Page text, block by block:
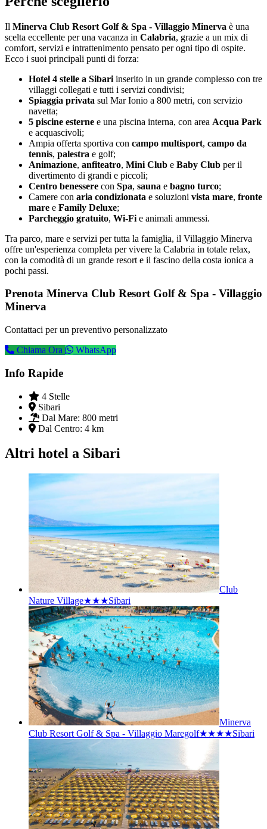
Il Minerva Club Resort Golf & Spa - Villaggio Minerva è una
scelta eccellente per una vacanza in Calabria, grazie a un mix di
comfort, servizi e intrattenimento pensato per ogni tipo di ospite.
Ecco i suoi principali punti di forza:
Hotel 4 stelle a Sibari inserito in un grande complesso con tre
villaggi collegati e tutti i servizi condivisi;
Spiaggia privata sul Mar Ionio a 800 metri, con servizio
navetta;
5 piscine esterne e una piscina interna, con area Acqua Park
e acquascivoli;
Ampia offerta sportiva con campo multisport, campo da
tennis, palestra e golf;
Animazione, anfiteatro, Mini Club e Baby Club per il
divertimento di grandi e piccoli;
Centro benessere con Spa, sauna e bagno turco;
Camere con aria condizionata e soluzioni vista mare, fronte
mare e Family Deluxe;
Parcheggio gratuito, Wi-Fi e animali ammessi.
Tra parco, mare e servizi per tutta la famiglia, il Villaggio Minerva
offre un'esperienza completa per vivere la Calabria in totale relax,
con la comodità di un grande resort e il fascino della costa ionica a
pochi passi.
Prenota Minerva Club Resort Golf & Spa - Villaggio
Minerva
Contattaci per un preventivo personalizzato
Chiama Ora
WhatsApp
Info Rapide
4 Stelle
Sibari
Dal Mare: 800 metri
Dal Centro: 4 km
Altri hotel a Sibari
Club
Nature Village★★★Sibari
Minerva
Club Resort Golf & Spa - Villaggio Maregolf★★★★Sibari